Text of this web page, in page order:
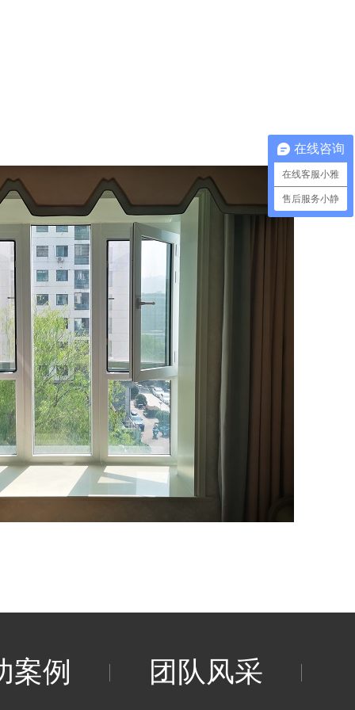
案例 团队风采
在线咨询
在线客服小雅
售后服务小静